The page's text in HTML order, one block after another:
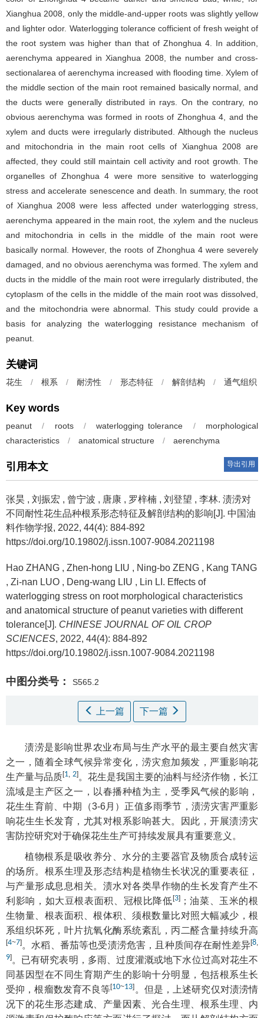
Xianghua 2008, only the middle-and-upper roots was slightly yellow
and lighter odor. Waterlogging tolerance cofficient of fresh weight of
the root system was higher than that of Zhonghua 4. In addition,
aerenchyma appeared in Xianghua 2008, the number and cross-
sectionalarea of aerenchyma increased with flooding time. Xylem of
the middle section of the main root remained basically normal, and
the ducts were generally distributed in rays. On the contrary, no
obvious aerenchyma was formed in roots of Zhonghua 4, and the
xylem and ducts were irregularly distributed. Although the nucleus
and mitochondria in the main root cells of Xianghua 2008 are
affected, they could still maintain cell activity and root growth. The
organelles of Zhonghua 4 were more sensitive to waterlogging
stress and accelerate senescence and death. In summary, the root
of Xianghua 2008 were less affected under waterlogging stress,
aerenchyma appeared in the main root, the xylem and the nucleus
and mitochondria in cells in the middle of the main root were
basically normal. However, the roots of Zhonghua 4 were severely
damaged, and no obvious aerenchyma was formed. The xylem and
ducts in the middle of the main root were irregularly distributed, the
cytoplasm of the cells in the middle of the main root was dissolved,
and the mitochondria were abnormal. This study could provide a
basis for analyzing the waterlogging resistance mechanism of
peanut.
关键词
花生 / 根系 / 耐涝性 / 形态特征 / 解剖结构 / 通气组织
Key words
peanut / roots / waterlogging tolerance /
morphological
characteristics
/ anatomical structure / aerenchyma
引用本文 导出引用
张昊 , 刘振宏 , 曾宁波 , 唐康 , 罗梓楠 , 刘登望 , 李林. 渍涝对
不同耐性花生品种根系形态特征及解剖结构的影响[J]. 中国油
料作物学报, 2022, 44(4): 884-892
https://doi.org/10.19802/j.issn.1007-9084.2021198
Hao ZHANG , Zhen-hong LIU , Ning-bo ZENG , Kang TANG
, Zi-nan LUO , Deng-wang LIU , Lin LI . Effects of
waterlogging stress on root morphological characteristics
and anatomical structure of peanut varieties with different
tolerance[J]. CHINESE JOURNAL OF OIL CROP
SCIENCES, 2022, 44(4): 884-892
https://doi.org/10.19802/j.issn.1007-9084.2021198
中图分类号： S565.2
上一篇 下一篇
渍涝是影响世界农业布局与生产水平的最主要自然灾害
之一，随着全球气候异常变化，涝灾愈加频发，严重影响花
生产量与品质[1 2]。花生是我国主要的油料与经济作物，长江
流域是主产区之一，以春播种植为主，受季风气候的影响，
花生生育前、中期（3-6月）正值多雨季节，渍涝灾害严重影
响花生生长发育，尤其对根系影响甚大。因此，开展渍涝灾
害防控研究对于确保花生生产可持续发展具有重要意义。
植物根系是吸收养分、水分的主要器官及物质合成转运
的场所。根系生理及形态结构是植物生长状况的重要表征，
与产量形成息息相关。渍水对各类旱作物的生长发育产生不
利影响，如大豆根表面积、冠根比降低[3]；油菜、玉米的根
生物量、根表面积、根体积、须根数量比对照大幅减少，根
系组织坏死，叶片抗氧化酶系统紊乱，丙二醛含量持续升高
[4~7]。水稻、番茄等也受渍涝危害，且种质间存在耐性差异[8
9]。已有研究表明，多雨、过度灌溉或地下水位过高对花生不
同基因型在不同生育期产生的影响十分明显，包括根系生长
受抑，根瘤数发育不良等[10~13] 。但是，上述研究仅对渍涝情
况下的花生形态建成、产量因素、光合生理、根系生理、内